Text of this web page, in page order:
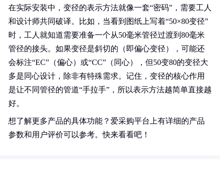
在实际安装中，变径的表示方法就像一套“密码”，需要工人
和设计师共同破译。比如，当看到图纸上写着“50×80变径”
时，工人就知道需要准备一个从50毫米管径过渡到80毫米
管径的接头。如果变径是斜切的（即偏心变径），可能还
会标注“EC”（偏心）或“CC”（同心），但50变80的变径大
多是同心设计，除非有特殊需求。记住，变径的核心作用
是让不同管径的管道“手拉手”，所以表示方法越简单直接越
好。
想了解更多产品的具体功能？爱采购平台上有详细的产品
参数和用户评价可以参考。快来看看吧！